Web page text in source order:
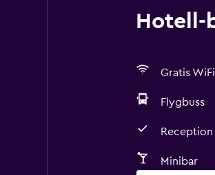
Hotell-
Gratis WiFi
Flygbuss
Minibar